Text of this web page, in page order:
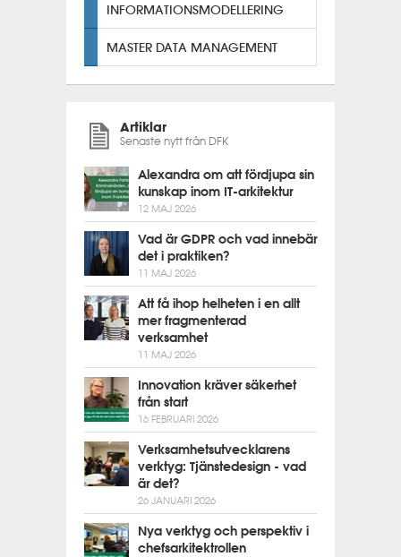
INFORMATIONSMODELLERING
MASTER DATA MANAGEMENT
Artiklar
Senaste nytt från DFK
Alexandra om att fördjupa sin
kunskap inom IT-arkitektur
12 MAJ 2026
Vad är GDPR och vad innebär
det i praktiken?
11 MAJ 2026
Att få ihop helheten i en allt
mer fragmenterad
verksamhet
11 MAJ 2026
Innovation kräver säkerhet
från start
16 FEBRUARI 2026
Verksamhetsutvecklarens
verktyg: Tjänstedesign - vad
är det?
26 JANUARI 2026
Nya verktyg och perspektiv i
chefsarkitektrollen